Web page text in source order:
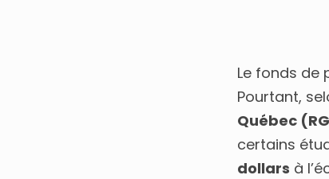
Le fonds de
Pourtant,
Québec
certains
dollars à